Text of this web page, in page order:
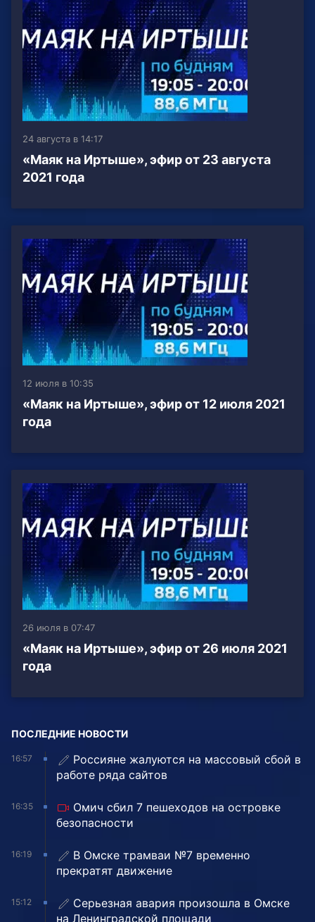
24 августа в 14:17
«Маяк на Иртыше», эфир от 23 августа
2021 года
12 июля в 10:35
«Маяк на Иртыше», эфир от 12 июля 2021
года
26 июля в 07:47
«Маяк на Иртыше», эфир от 26 июля 2021
года
ПОСЛЕДНИЕ НОВОСТИ
16:57
Россияне жалуются на массовый сбой в
работе ряда сайтов
16:35
Омич сбил 7 пешеходов на островке
безопасности
16:19
В Омске трамваи №7 временно
прекратят движение
15:12
Серьезная авария произошла в Омске
на Ленинградской площади